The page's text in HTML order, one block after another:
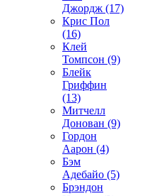
Джордж (17)
Крис Пол
(16)
Клей
Томпсон (9)
Блейк
Гриффин
(13)
Митчелл
Донован (9)
Гордон
Аарон (4)
Бэм
Адебайо (5)
Брэндон